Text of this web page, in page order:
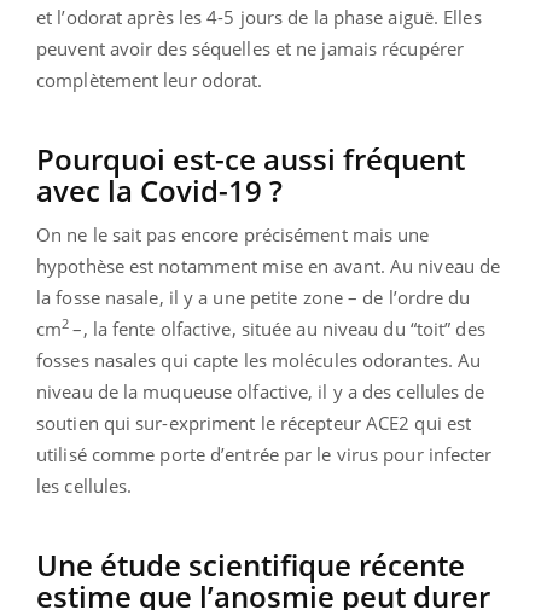
et l’odorat après les 4-5 jours de la phase aiguë. Elles
peuvent avoir des séquelles et ne jamais récupérer
complètement leur odorat.
Pourquoi est-ce aussi fréquent
avec la Covid-19 ?
On ne le sait pas encore précisément mais une
hypothèse est notamment mise en avant. Au niveau de
la fosse nasale, il y a une petite zone – de l’ordre du
cm2 –, la fente olfactive, située au niveau du “toit” des
fosses nasales qui capte les molécules odorantes. Au
niveau de la muqueuse olfactive, il y a des cellules de
soutien qui sur-expriment le récepteur ACE2 qui est
utilisé comme porte d’entrée par le virus pour infecter
les cellules.
Une étude scientifique récente
estime que l’anosmie peut durer